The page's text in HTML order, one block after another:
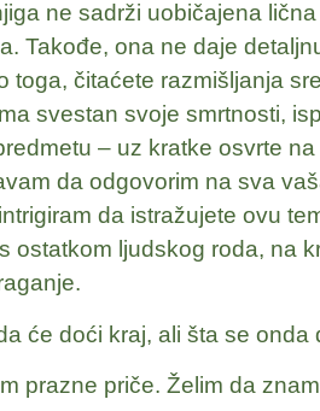
ne sadrži uobičajena
Takođe, ona ne daje
toga, čitaćete razmišljanja
svestan svoje smrtnosti,
– uz kratke osvrte
da odgovorim na sva
da istražujete ovu
ostatkom ljudskog roda, na
će doći kraj, ali šta se onda
prazne priče. Želim da